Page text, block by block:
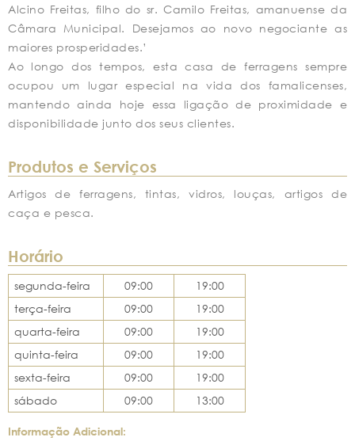
Alcino Freitas, filho do sr. Camilo Freitas, amanuense da
Câmara Municipal. Desejamos ao novo negociante as
maiores prosperidades.’
Ao longo dos tempos, esta casa de ferragens sempre
ocupou um lugar especial na vida dos famalicenses,
mantendo ainda hoje essa ligação de proximidade e
disponibilidade junto dos seus clientes.
Produtos e Serviços
Artigos de ferragens, tintas, vidros, louças, artigos de
caça e pesca.
Horário
segunda-feira 09:00
19:00
terça-feira
09:00
19:00
quarta-feira
09:00
19:00
quinta-feira
09:00
19:00
sexta-feira
09:00
19:00
sábado
09:00 13:00
Informação Adicional: